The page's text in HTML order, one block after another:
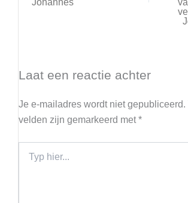
Johannes
Laat een reactie achter
Je e-mailadres wordt niet gepubliceerd.
velden zijn gemarkeerd met*
hier...